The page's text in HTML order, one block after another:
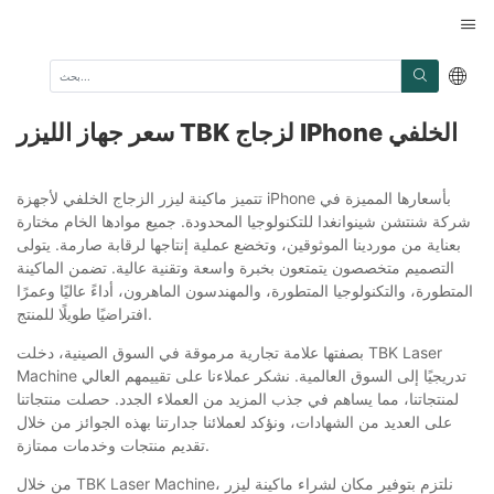
سعر جهاز الليزر TBK لزجاج IPhone الخلفي
تتميز ماكينة ليزر الزجاج الخلفي لأجهزة iPhone بأسعارها المميزة في
شركة شنتشن شينوانغدا للتكنولوجيا المحدودة. جميع موادها الخام مختارة
بعناية من موردينا الموثوقين، وتخضع عملية إنتاجها لرقابة صارمة. يتولى
التصميم متخصصون يتمتعون بخبرة واسعة وتقنية عالية. تضمن الماكينة
المتطورة، والتكنولوجيا المتطورة، والمهندسون الماهرون، أداءً عاليًا وعمرًا
افتراضيًا طويلًا للمنتج.
بصفتها علامة تجارية مرموقة في السوق الصينية، دخلت TBK Laser
Machine تدريجيًا إلى السوق العالمية. نشكر عملاءنا على تقييمهم العالي
لمنتجاتنا، مما يساهم في جذب المزيد من العملاء الجدد. حصلت منتجاتنا
على العديد من الشهادات، ونؤكد لعملائنا جدارتنا بهذه الجوائز من خلال
تقديم منتجات وخدمات ممتازة.
من خلال TBK Laser Machine، نلتزم بتوفير مكان لشراء ماكينة ليزر